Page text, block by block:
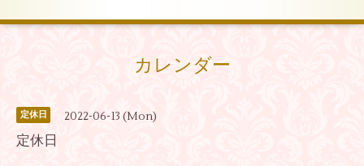
カレンダー
定休日 2022-06-13 (Mon)
定休日